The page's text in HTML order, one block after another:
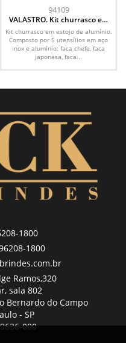
94109
VALASTRO. Kit churrasco em
estojo de alumínio com 5
utensílios em aço inox e
alumínio
Kit churrasco em estojo de alumínio.
Composto por 5 utensílios em aço
inox e alumínio: faca chefe, faca
japonesa, faca...
1800
1800
Ramos,320
sala 802
Bernardo do Campo
- SP
000